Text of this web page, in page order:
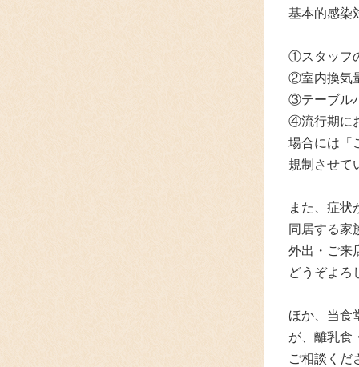
基本的感染
①スタッフ
②室内換気
③テーブル
④流行期に
場合には「
規制させて
また、症状
同居する家
外出・ご来
どうぞよろ
ほか、当食
が、離乳食
ご相談くだ